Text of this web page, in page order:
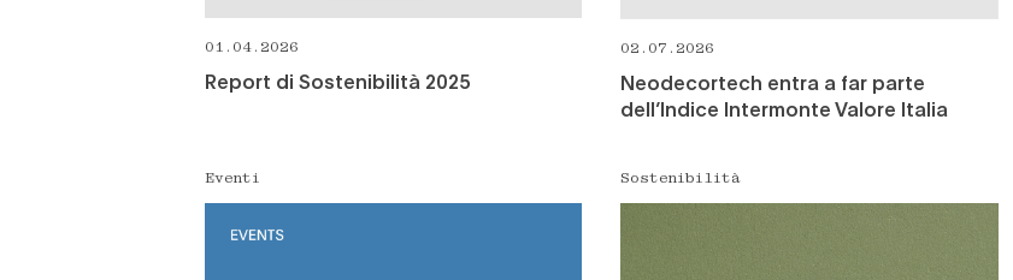
01.04.2026
Report di Sostenibilità 2025
02.07.2026
Neodecortech entra a far parte
dell’Indice Intermonte Valore Italia
Eventi Sostenibilità